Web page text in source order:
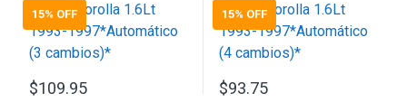
15% OFF
$109.95
15% OFF
$93.75